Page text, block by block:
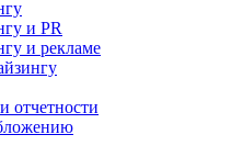
и PR
и рекламе
отчетности